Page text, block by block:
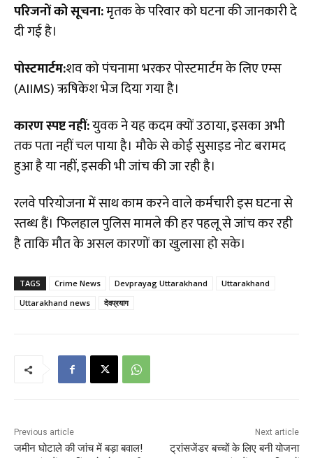
परिजनों को सूचना:मृतक के परिवार को घटना की जानकारी दे
दी गई है।
पोस्टमार्टम:शव को पंचनामा भरकर पोस्टमार्टम के लिए एम्स
(AIIMS) ऋषिकेश भेज दिया गया है।
कारण स्पष्ट नहीं:युवक ने यह कदम क्यों उठाया, इसका अभी
तक पता नहीं चल पाया है। मौके से कोई सुसाइड नोट बरामद
हुआ है या नहीं, इसकी भी जांच की जा रही है।
​रलवे परियोजना में साथ काम करने वाले कर्मचारी इस घटना से
स्तब्ध हैं। फिलहाल पुलिस मामले की हर पहलू से जांच कर रही
है ताकि मौत के असल कारणों का खुलासा हो सके।
TAGS Crime News Devprayag Uttarakhand
Uttarakhand
Uttarakhand news
देवप्रयाग
Previous article
जमीन घोटाले की जांच में बड़ा बवाल!
Next article
ट्रांसजेंडर बच्चों के लिए बनी योजना